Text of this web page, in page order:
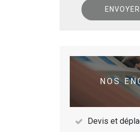
NOS
Devis et